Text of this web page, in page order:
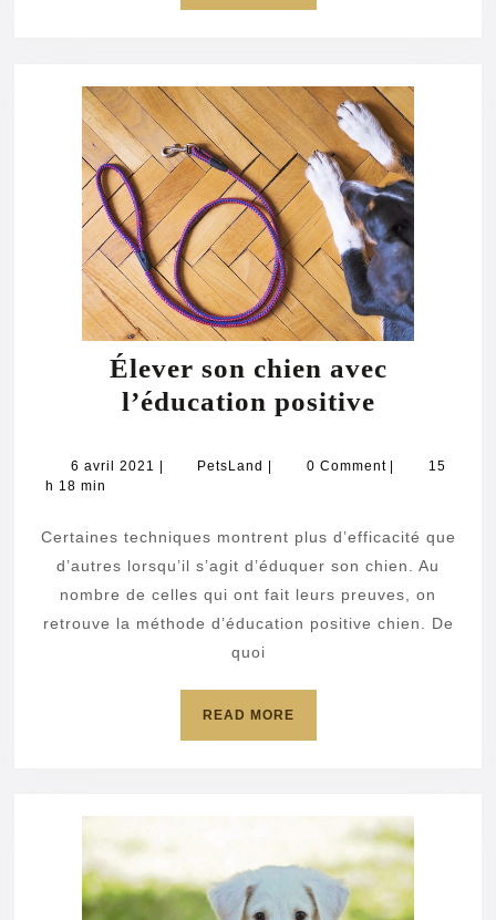
Élever son chien avec
l’éducation positiveÉlever
chien
positive
6 avril 2021
6| PetsLand PetsLand
| 0 Comment |
15
h 18 min
Certaines techniques montrent plus d’efficacité que
d’autres lorsqu’il s’agit d’éduquer son chien. Au
nombre de celles qui ont fait leurs preuves, on
retrouve la méthode d’éducation positive chien. De
quoi
READ MOREREAD